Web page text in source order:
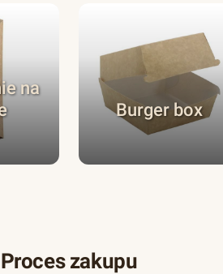
na
Burger box
Proces zakupu